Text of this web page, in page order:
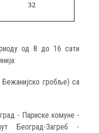
32
од 8 до 16 сати
гробље) са
- Париске комуне -
Београд-Загреб -